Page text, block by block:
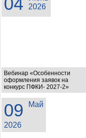
2026
Вебинар «Особенности
оформления заявок на
конкурс ПФКИ- 2027-2»
09 Май
2026